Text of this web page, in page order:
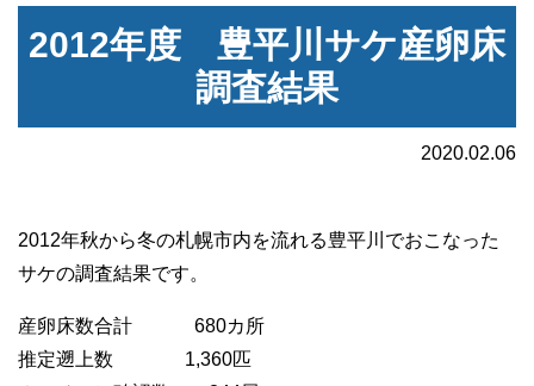
2012年度 豊平川サケ産卵床
調査結果
2020.02.06
2012年秋から冬の札幌市内を流れる豊平川でおこなった
サケの調査結果です。
産卵床数合計 680カ所
推定遡上数 1,360匹